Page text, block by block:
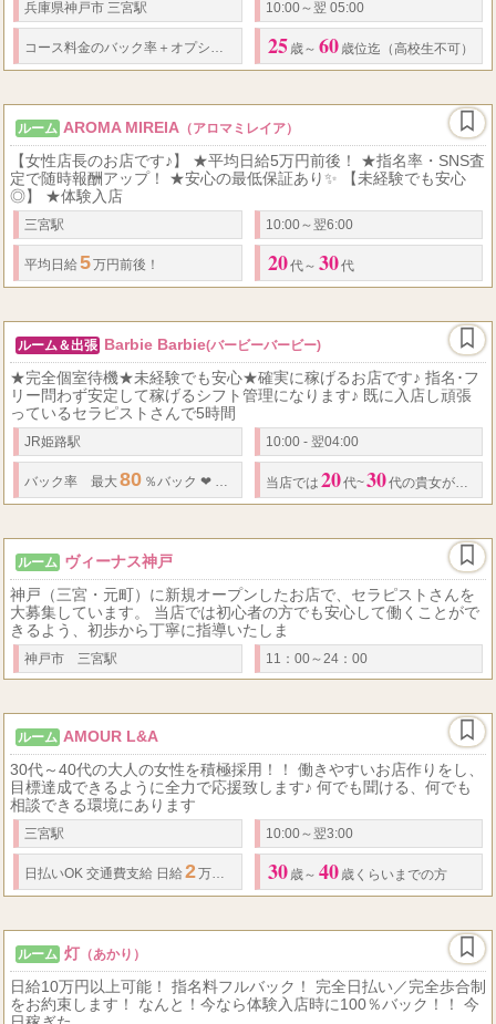
兵庫県神戸市 三宮駅 10:00～翌 05:00
コース料金のバック率 ＋オプション、指名料がお給料となります。 日給目安
25 歳～ 60 歳位迄（高校生不可）
ルーム AROMA MIREIA （アロマミレイア）
【女性店長のお店です♪】 ★平均日給5万円前後！ ★指名率・SNS査
定で随時報酬アップ！ ★安心の最低保証あり✨ 【未経験でも安心
◎】 ★体験入店
三宮駅 10:00～翌6:00
平均日給 5万円前後！ 20代～ 30代
ルーム＆出張 Barbie Barbie(バービーバービー)
★完全個室待機★未経験でも安心★確実に稼げるお店です♪ 指名･フ
リー問わず安定して稼げるシフト管理になります♪ 既に入店し頑張
っているセラピストさんで5時間
JR姫路駅 10:00 - 翌04:00
バック率 最大80 ％バック ❤ 当店では 20代~30代の貴女が主役です｡
ルーム ヴィーナス神戸
神戸（三宮・元町）に新規オープンしたお店で、セラピストさんを
大募集しています。 当店では初心者の方でも安心して働くことがで
きるよう、初歩から丁寧に指導いたしま
神戸市 三宮駅 11：00～24：00
ルーム AMOUR L&A
30代～40代の大人の女性を積極採用！！ 働きやすいお店作りをし、
目標達成できるように全力で応援致します♪ 何でも聞ける、何でも
相談できる環境にあります
三宮駅 10:00～翌3:00
日払いOK 交通費支給 日給 2万円～ 万円可能 【給与シュミレーション】
30 歳～ 40 歳くらいまでの方
ルーム 灯 （あかり）
日給10万円以上可能！ 指名料フルバック！ 完全日払い／完全歩合制
をお約束します！ なんと！今なら体験入店時に100％バック！！ 今